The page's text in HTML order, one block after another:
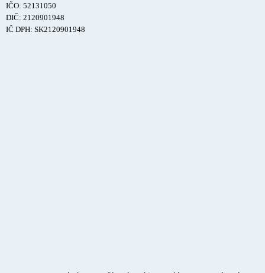
IČO: 52131050
DIČ: 2120901948
IČ DPH: SK2120901948